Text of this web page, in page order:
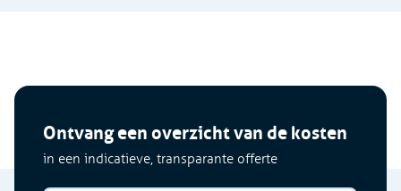
Ontvang een overzicht van de kosten
in een indicatieve, transparante offerte